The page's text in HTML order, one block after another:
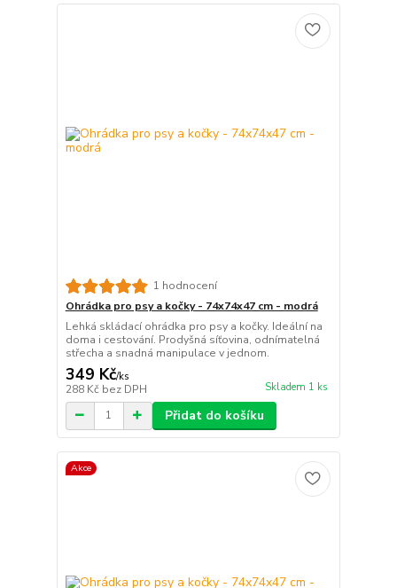
1 hodnocení
Ohrádka pro psy a kočky - 74x74x47 cm - modrá
Lehká skládací ohrádka pro psy a kočky. Ideální na
doma i cestování. Prodyšná síťovina, odnímatelná
střecha a snadná manipulace v jednom.
349 Kč/ks
288 Kč bez DPH Skladem 1 ks
Přidat do košíku
Akce